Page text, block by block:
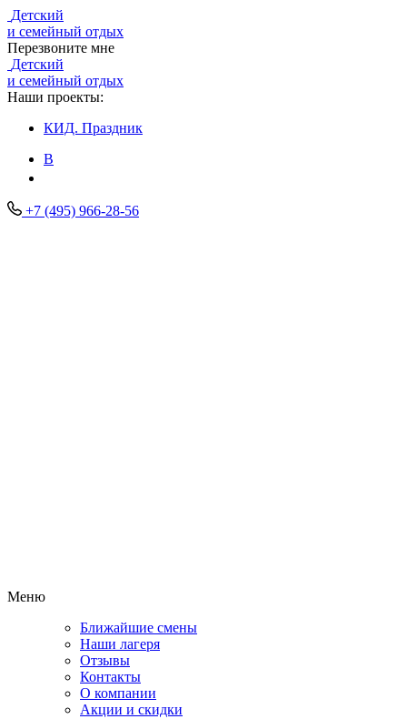
Детский
и семейный отдых
Перезвоните мне
Детский
и семейный отдых
Наши проекты:
КИД. Праздник
В
+7 (495) 966-28-56
Меню
Ближайшие смены
Наши лагеря
Отзывы
Контакты
О компании
Акции и скидки